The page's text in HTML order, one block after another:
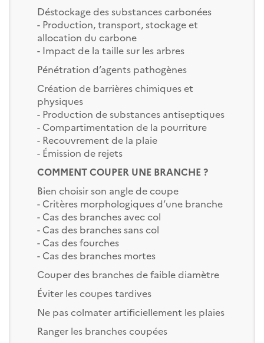
Déstockage des substances carbonées
- Production, transport, stockage et
allocation du carbone
- Impact de la taille sur les arbres
Pénétration d’agents pathogènes
Création de barrières chimiques et
physiques
- Production de substances antiseptiques
- Compartimentation de la pourriture
- Recouvrement de la plaie
- Émission de rejets
COMMENT COUPER UNE BRANCHE ?
Bien choisir son angle de coupe
- Critères morphologiques d’une branche
- Cas des branches avec col
- Cas des branches sans col
- Cas des fourches
- Cas des branches mortes
Couper des branches de faible diamètre
Éviter les coupes tardives
Ne pas colmater artificiellement les plaies
Ranger les branches coupées